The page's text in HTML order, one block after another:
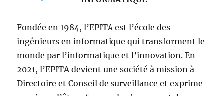
Fondée en 1984, l’EPITA est l’école des
ingénieurs en informatique qui transforment le
monde par l’informatique et l’innovation. En
2021, l’EPITA devient une société à mission à
Directoire et Conseil de surveillance et exprime